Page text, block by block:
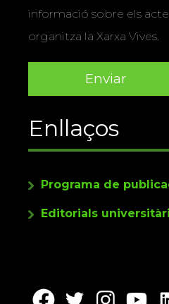
informació sobre els
organitza la Xarxa Vives.
Enllaços
Programa de
Editorials